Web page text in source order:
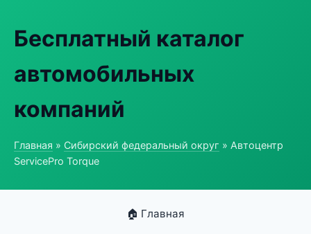
Бесплатный каталог
автомобильных
компаний
Главная » Сибирский федеральный округ » Автоцентр
ServicePro Torque
🏠 Главная